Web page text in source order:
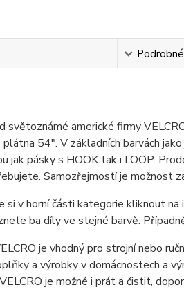
světoznámé americké firmy
54". V základních barvách
jak pásky s HOOK tak i LOOP.
Samozřejmostí je možnost
si v horní části kategorie kliknout
ba díly ve stejné barvě.
je vhodný pro strojní nebo
a výrobky v domácnostech a
je možné i prát a čistit,